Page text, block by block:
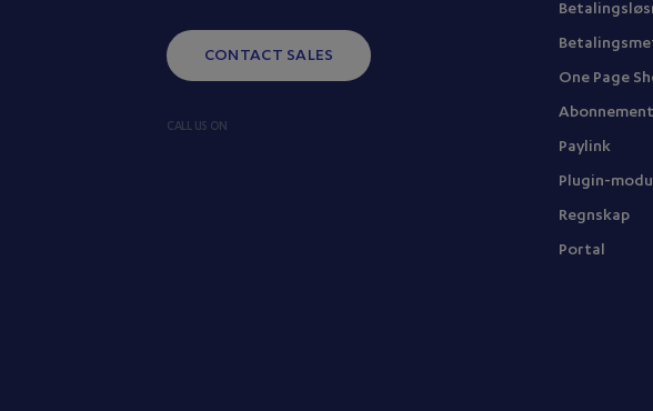
CONTACT SALES
CALL US ON
One Page
Paylink
Plugin-
Regnskap
Portal